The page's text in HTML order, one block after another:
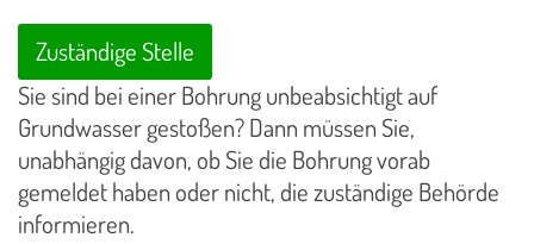
Zuständige Stelle
Sie sind bei einer Bohrung unbeabsichtigt auf
Grundwasser gestoßen? Dann müssen Sie,
unabhängig davon, ob Sie die Bohrung vorab
gemeldet haben oder nicht, die zuständige Behörde
informieren.